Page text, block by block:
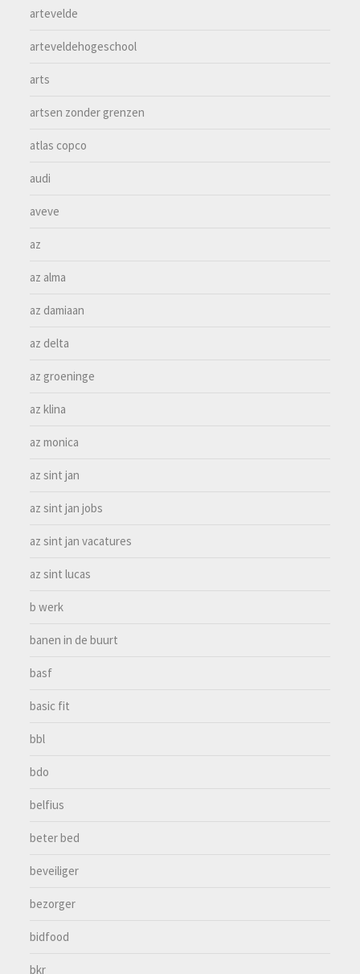
artevelde
arteveldehogeschool
arts
artsen zonder grenzen
atlas copco
audi
aveve
az
az alma
az damiaan
az delta
az groeninge
az klina
az monica
az sint jan
az sint jan jobs
az sint jan vacatures
az sint lucas
b werk
banen in de buurt
basf
basic fit
bbl
bdo
belfius
beter bed
beveiliger
bezorger
bidfood
bkr